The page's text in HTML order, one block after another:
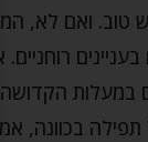
טוב. ואם לא,
בעניינים
הקדושה,
תפילה בכוונה,